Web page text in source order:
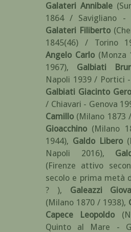
Galateri Annibale
1864 / Savigliano -
Galateri Filiberto
1845(46) / Torino
Angelo Carlo (Monza
1967), Galbiati
Napoli 1939 / Portici
Galbiati Giacinto Gero
/ Chiavari - Genova
Camillo (Milano 1873
Gioacchino (Milano
1944), Galdo Libero
Napoli 2016),
(Firenze attivo
secolo e prima metà
? ), Galeazzi
(Milano 1870 / 1938),
Capece Leopoldo
Quinto al Mare -